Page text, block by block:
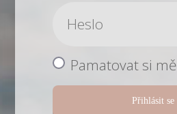
Pamatovat si mě
Přihlásit se